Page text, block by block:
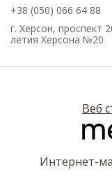
+38 (050) 066 64 88
г. Херсон, проспект
летия Херсона №20
Интернет-
Веб